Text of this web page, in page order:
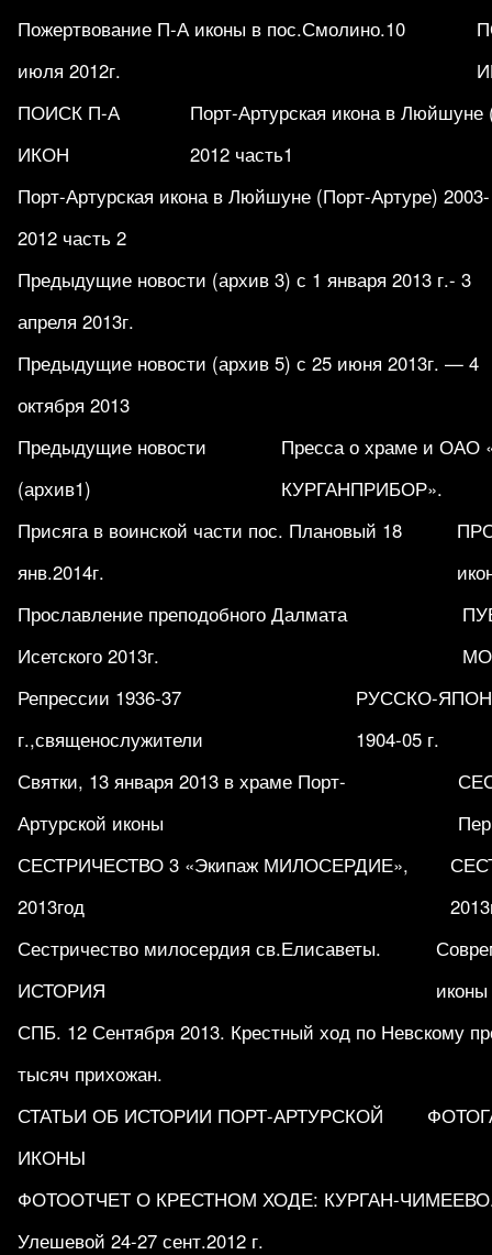
Пожертвование П-А иконы в пос.Смолино.10
июля 2012г.
ПОИСК П-А
ИКОН
Порт-Артурская икона в Люйшуне
2012 часть1
Порт-Артурская икона в Люйшуне (Порт-Артуре) 2003-
2012 часть 2
Предыдущие новости (архив 3) с 1 января 2013 г.- 3
апреля 2013г.
Предыдущие новости (архив 5) с 25 июня 2013г. — 4
октября 2013
Предыдущие новости
(архив1)
Пресса о храме и ОАО
КУРГАНПРИБОР».
Присяга в воинской части пос. Плановый 18
янв.2014г.
Прославление преподобного Далмата
Исетского 2013г.
Репрессии 1936-37
г.,священослужители
РУССКО-
1904-05 г.
Святки, 13 января 2013 в храме Порт-
Артурской иконы
СЕСТРИЧЕСТВО 3 «Экипаж МИЛОСЕРДИЕ»,
2013год
Сестричество милосердия св.Елисаветы.
ИСТОРИЯ
иконы
СПБ. 12 Сентября 2013. Крестный ход по Невскому
тысяч прихожан.
СТАТЬИ ОБ ИСТОРИИ ПОРТ-АРТУРСКОЙ
ИКОНЫ
ФОТООТЧЕТ О КРЕСТНОМ ХОДЕ: КУРГАН-
Улешевой 24-27 сент.2012 г.